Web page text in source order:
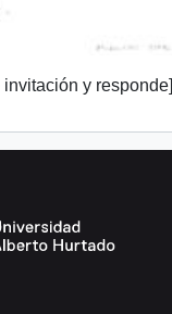
y responde]